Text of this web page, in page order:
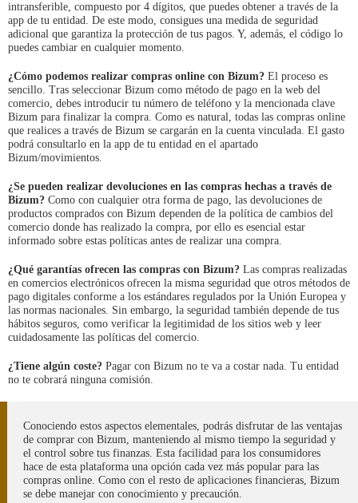
intransferible, compuesto por 4 dígitos, que puedes obtener a través de la
app de tu entidad. De este modo, consigues una medida de seguridad
adicional que garantiza la protección de tus pagos. Y, además, el código lo
puedes cambiar en cualquier momento.
¿Cómo podemos realizar compras online con Bizum? El proceso es
sencillo. Tras seleccionar Bizum como método de pago en la web del
comercio, debes introducir tu número de teléfono y la mencionada clave
Bizum para finalizar la compra. Como es natural, todas las compras online
que realices a través de Bizum se cargarán en la cuenta vinculada. El gasto
podrá consultarlo en la app de tu entidad en el apartado
Bizum/movimientos.
¿Se pueden realizar devoluciones en las compras hechas a través de
Bizum? Como con cualquier otra forma de pago, las devoluciones de
productos comprados con Bizum dependen de la política de cambios del
comercio donde has realizado la compra, por ello es esencial estar
informado sobre estas políticas antes de realizar una compra.
¿Qué garantías ofrecen las compras con Bizum? Las compras realizadas
en comercios electrónicos ofrecen la misma seguridad que otros métodos de
pago digitales conforme a los estándares regulados por la Unión Europea y
las normas nacionales. Sin embargo, la seguridad también depende de tus
hábitos seguros, como verificar la legitimidad de los sitios web y leer
cuidadosamente las políticas del comercio.
¿Tiene algún coste? Pagar con Bizum no te va a costar nada. Tu entidad
no te cobrará ninguna comisión.
Conociendo estos aspectos elementales, podrás disfrutar de las ventajas
de comprar con Bizum, manteniendo al mismo tiempo la seguridad y
el control sobre tus finanzas. Esta facilidad para los consumidores
hace de esta plataforma una opción cada vez más popular para las
compras online. Como con el resto de aplicaciones financieras, Bizum
se debe manejar con conocimiento y precaución.